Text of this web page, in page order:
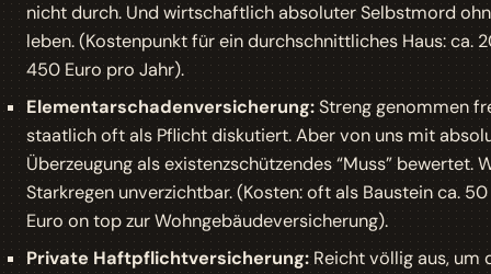
nicht durch. Und wirtschaftlich absoluter Selbstmord
leben. (Kostenpunkt für ein durchschnittliches Haus: ca.
450 Euro pro Jahr).
Elementarschadenversicherung:Streng genommen
staatlich oft als Pflicht diskutiert. Aber von uns mit
Überzeugung als existenzschützendes “Muss” bewertet.
Starkregen unverzichtbar. (Kosten: oft als Baustein ca.
Euro on top zur Wohngebäudeversicherung).
Private Haftpflichtversicherung:Reicht völlig aus, um